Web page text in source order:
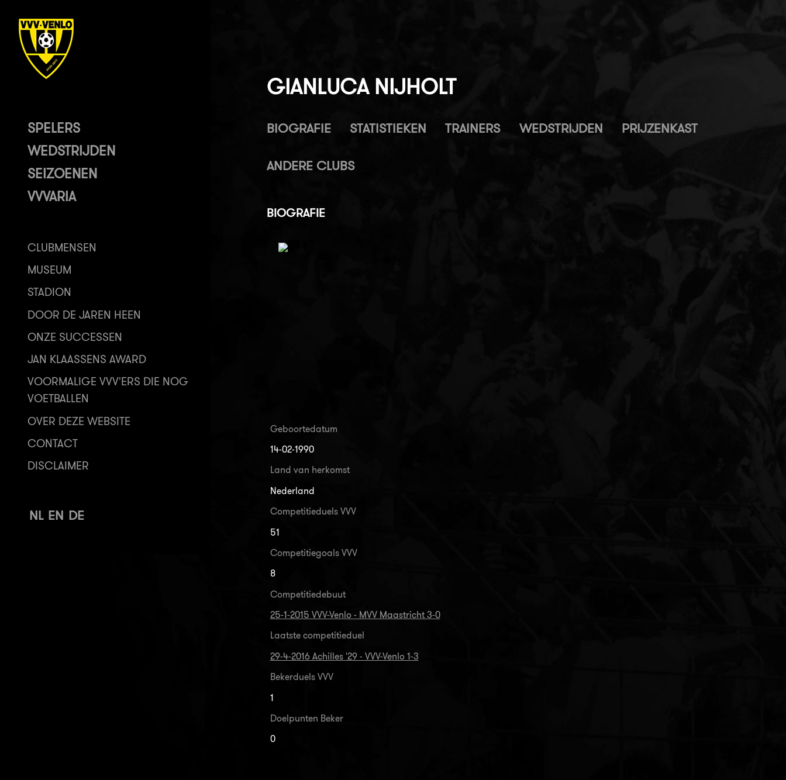
SPELERS
WEDSTRIJDEN
SEIZOENEN
VVVARIA
CLUBMENSEN
MUSEUM
STADION
DOOR DE JAREN HEEN
ONZE SUCCESSEN
JAN KLAASSENS AWARD
VOORMALIGE VVV'ERS DIE NOG
VOETBALLEN
OVER DEZE WEBSITE
CONTACT
DISCLAIMER
NL EN DE
GIANLUCA NIJHOLT
BIOGRAFIE STATISTIEKEN TRAINERS WEDSTRIJDEN PRIJZENKAST
ANDERE CLUBS
BIOGRAFIE
Geboortedatum
14-02-1990
Land van herkomst
Nederland
Competitieduels VVV
51
Competitiegoals VVV
8
Competitiedebuut
25-1-2015 VVV-Venlo - MVV Maastricht 3-0
Laatste competitieduel
29-4-2016 Achilles '29 - VVV-Venlo 1-3
Bekerduels VVV
1
Doelpunten Beker
0